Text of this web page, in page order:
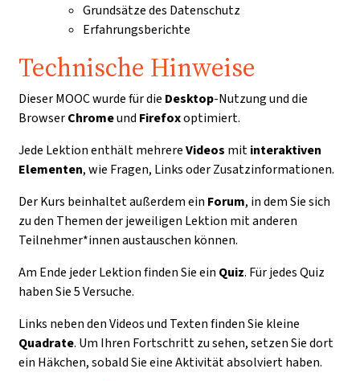
Grundsätze des Datenschutz
Erfahrungsberichte
Technische Hinweise
Dieser MOOC wurde für die Desktop-Nutzung und die
BrowserChromeund Firefoxoptimiert.
Jede Lektion enthält mehrereVideos mitinteraktiven
Elementen, wie Fragen, Links oder Zusatzinformationen.
Der Kurs beinhaltet außerdem ein Forum, in dem Sie sich
zu den Themen der jeweiligen Lektion mit anderen
Teilnehmer*innen austauschen können.
Am Ende jeder Lektion finden Sie ein Quiz. Für jedes Quiz
haben Sie 5 Versuche.
Links neben den Videos und Texten finden Sie kleine
Quadrate. Um Ihren Fortschritt zu sehen, setzen Sie dort
ein Häkchen, sobald Sie eine Aktivität absolviert haben.